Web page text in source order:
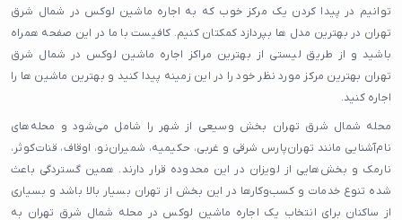
توانیم در پیدا کردن یک مرکز خوب که به اجاره ماشین لوکس در شمال شرق
تهران در بهترین مدل ها بپردازد کمکتان کنیم. کافیست با ما در این صفحه همراه
باشید و از طریق لیستی از بهترین مراکز اجاره ماشین لوکس در شمال شرق
تهران بهترین مرکز مورد نظر خود را در این زمینه پیدا کنید و بهترین ماشین ها را
اجاره کنید.
محله شمال شرق تهران بخش وسیعی از شهر را شامل می‌شود و محله‌های
نام‌آشنایی مانند تهران‌پارس شرقی و غربی، حکیمیه، شمیران‌نو، اوقاف، قنات‌کوثر،
نارمک و بخش‌هایی از لویزان در این محدوده قرار دارند. همین گستردگی باعث
شده تنوع خدمات و کسب‌وکارها در این بخش از تهران بسیار بالا باشد و بسیاری
از ساکنان برای انتخاب یک اجاره ماشین لوکس در محله شمال شرق تهران به